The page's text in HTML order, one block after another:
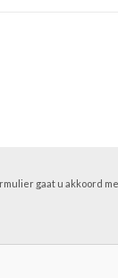
gaat u akkoord